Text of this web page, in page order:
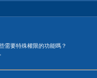
需要特殊權限的功能嗎？